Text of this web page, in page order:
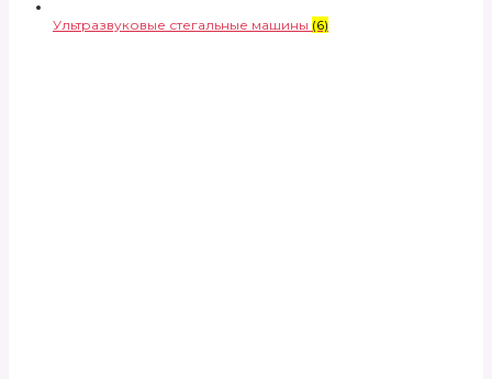
Ультразвуковые стегальные машины (6)